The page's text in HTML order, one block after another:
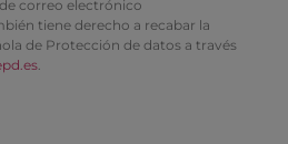
correo electrónico
tiene derecho a recabar la
de Protección de datos a través